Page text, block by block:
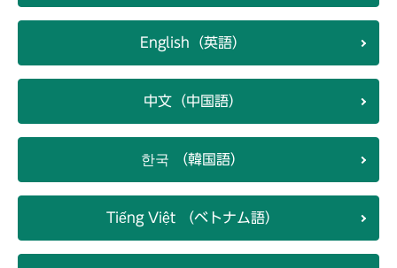
English（英語）
中文（中国語）
한국 （韓国語）
Tiếng Việt （ベトナム語）